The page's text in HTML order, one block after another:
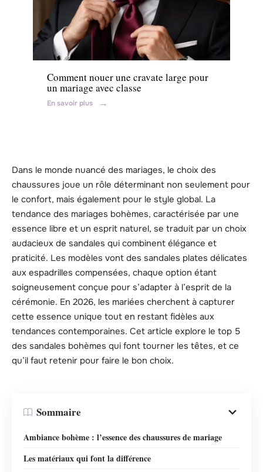
Ambiance
Comment nouer une cravate large pour
un mariage avec classe
En savoir plus
Dans le monde nuancé des mariages, le choix des
chaussures joue un rôle déterminant non seulement pour
le confort, mais également pour le style global. La
tendance des mariages bohèmes, caractérisée par une
essence libre et un esprit naturel, se traduit par un choix
audacieux de sandales qui combinent élégance et
praticité. Les modèles vont des sandales plates délicates
aux espadrilles compensées, chaque option étant
soigneusement conçue pour s’adapter à l’esprit de la
cérémonie. En 2026, les mariées cherchent à capturer
cette essence unique tout en restant fidèles aux
tendances contemporaines. Cet article explore le top 5
des sandales bohèmes qui font tourner les têtes, et ce
qu’il faut retenir pour faire le bon choix.
Sommaire
Ambiance bohème : l’essence des chaussures de mariage
Les matériaux qui font la différence